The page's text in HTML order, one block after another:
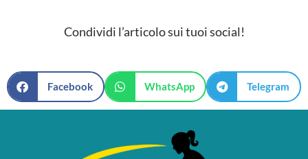
Condividi l’articolo sui tuoi social!
Facebook WhatsApp Telegram